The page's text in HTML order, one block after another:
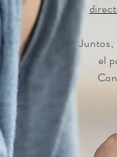
Juntos,
el